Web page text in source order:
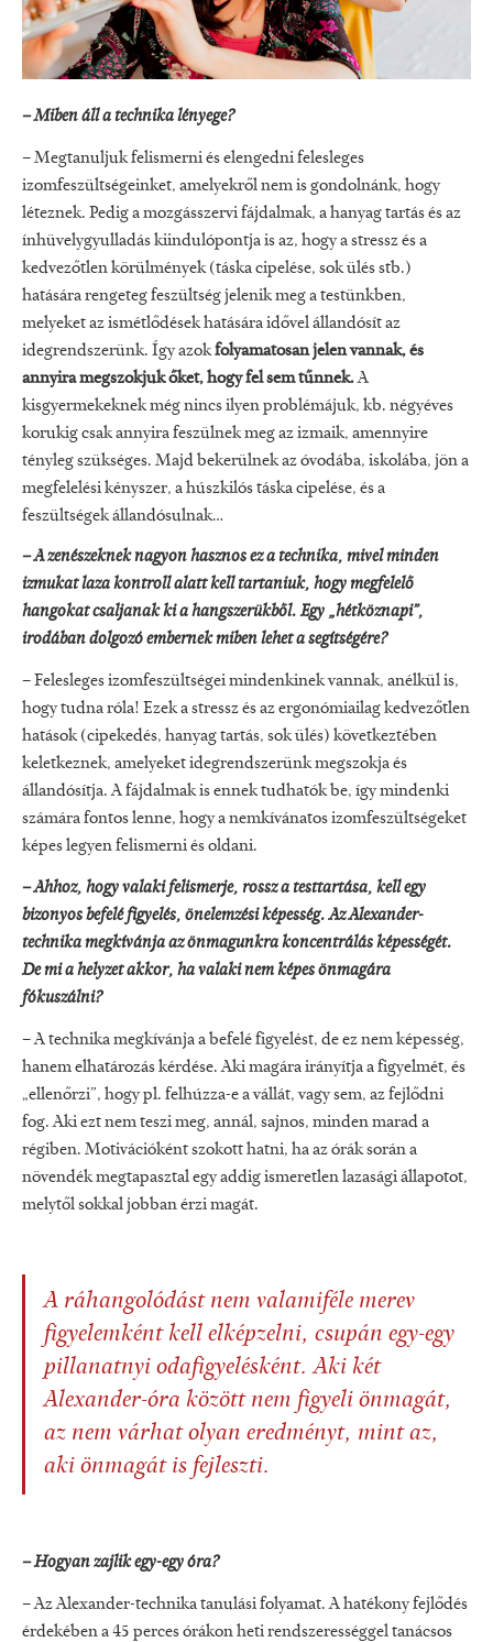
– Miben áll a technika lényege?
– Megtanuljuk felismerni és elengedni felesleges
izomfeszültségeinket, amelyekről nem is gondolnánk, hogy
léteznek. Pedig a mozgásszervi fájdalmak, a hanyag tartás és az
ínhüvelygyulladás kiindulópontja is az, hogy a stressz és a
kedvezőtlen körülmények (táska cipelése, sok ülés stb.)
hatására rengeteg feszültség jelenik meg a testünkben,
melyeket az ismétlődések hatására idővel állandósít az
idegrendszerünk. Így azokfolyamatosan jelen vannak, és
annyira megszokjuk őket, hogy fel sem tűnnek.A
kisgyermekeknek még nincs ilyen problémájuk, kb. négyéves
korukig csak annyira feszülnek meg az izmaik, amennyire
tényleg szükséges. Majd bekerülnek az óvodába, iskolába, jön a
megfelelési kényszer, a húszkilós táska cipelése, és a
feszültségek állandósulnak…
– A zenészeknek nagyon hasznos ez a technika, mivel minden
izmukat laza kontroll alatt kell tartaniuk, hogy megfelelő
hangokat csaljanak ki a hangszerükből. Egy „hétköznapi”,
irodában dolgozó embernek miben lehet a segítségére?
– Felesleges izomfeszültségei mindenkinek vannak, anélkül is,
hogy tudna róla! Ezek a stressz és az ergonómiailag kedvezőtlen
hatások (cipekedés, hanyag tartás, sok ülés) következtében
keletkeznek, amelyeket idegrendszerünk megszokja és
állandósítja. A fájdalmak is ennek tudhatók be, így mindenki
számára fontos lenne, hogy a nemkívánatos izomfeszültségeket
képes legyen felismerni és oldani.
– Ahhoz, hogy valaki felismerje, rossz a testtartása, kell egy
bizonyos befelé figyelés, önelemzési képesség. Az Alexander-
technika megkívánja az önmagunkra koncentrálás képességét.
De mi a helyzet akkor, ha valaki nem képes önmagára
fókuszálni?
– A technika megkívánja a befelé figyelést, de ez nem képesség,
hanem elhatározás kérdése. Aki magára irányítja a figyelmét, és
„ellenőrzi”, hogy pl. felhúzza-e a vállát, vagy sem, az fejlődni
fog. Aki ezt nem teszi meg, annál, sajnos, minden marad a
régiben. Motivációként szokott hatni, ha az órák során a
növendék megtapasztal egy addig ismeretlen lazasági állapotot,
melytől sokkal jobban érzi magát.
A ráhangolódást nem valamiféle merev
figyelemként kell elképzelni, csupán egy-egy
pillanatnyi odafigyelésként. Aki két
Alexander-óra között nem figyeli önmagát,
az nem várhat olyan eredményt, mint az,
aki önmagát is fejleszti.
– Hogyan zajlik egy-egy óra?
– Az Alexander-technika tanulási folyamat. A hatékony fejlődés
érdekében a 45 perces órákon heti rendszerességgel tanácsos